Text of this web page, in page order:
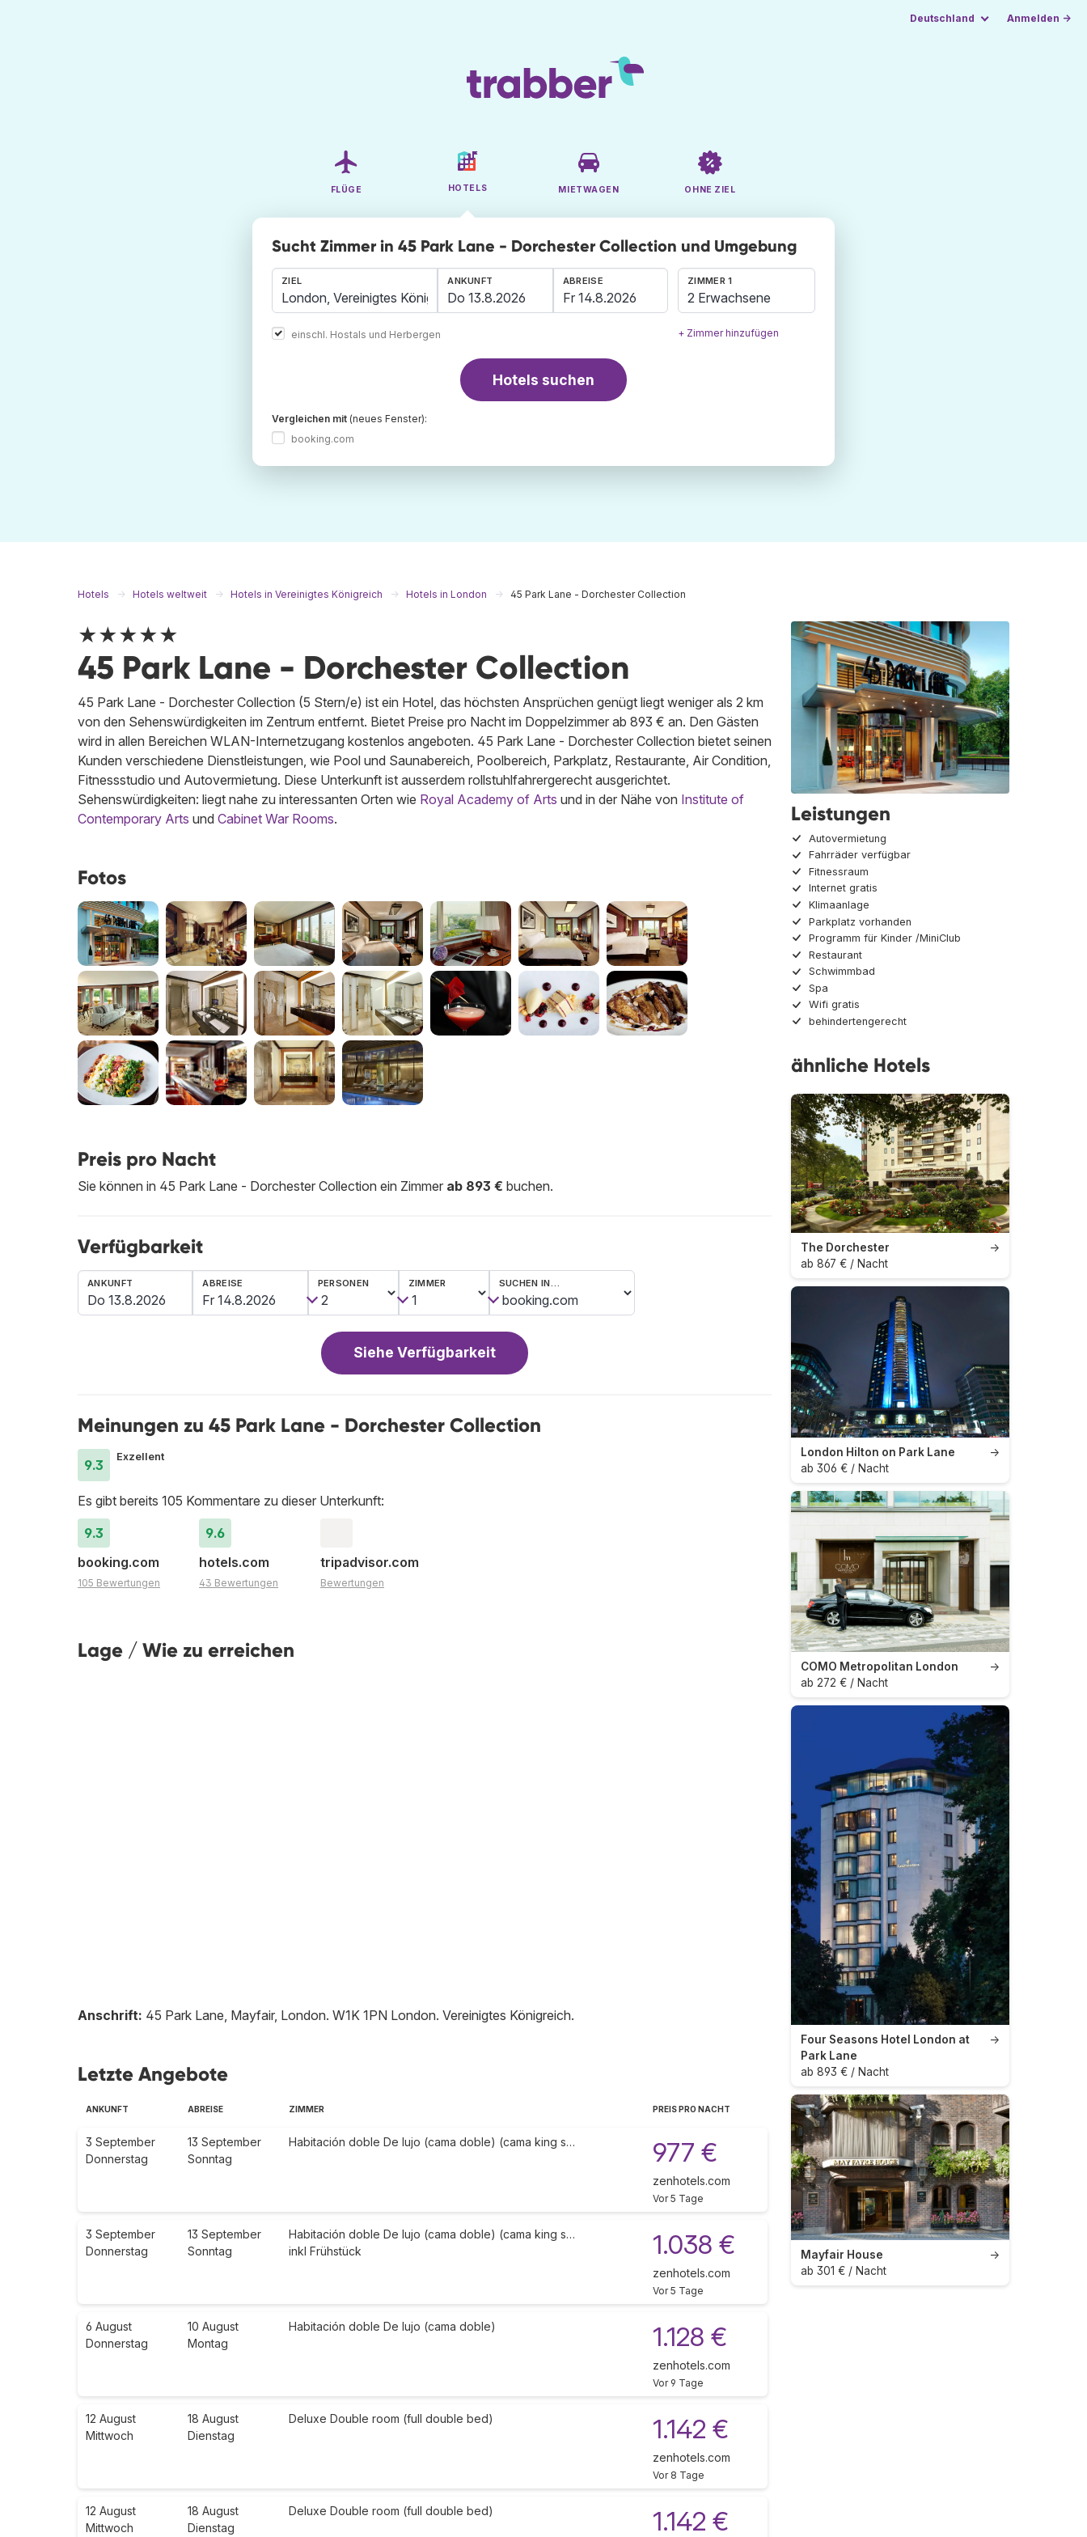
Deutschland Anmelden →
FLÜGE HOTELS MIETWAGEN OHNE ZIEL
Sucht Zimmer in 45 Park Lane - Dorchester Collection und Umgebung
ZIEL
einschl. Hostals und Herbergen
ANKUNFT ABREISE ZIMMER 1
2 Erwachsene
+ Zimmer hinzufügen
Hotels suchen
Vergleichen mit (neues Fenster):
booking.com
Hotels Hotels weltweit Hotels in Vereinigtes Königreich Hotels in London 45 Park Lane - Dorchester Collection
★★★★★
45 Park Lane - Dorchester Collection
45 Park Lane - Dorchester Collection (5 Stern/e) ist ein Hotel, das höchsten Ansprüchen genügt liegt weniger als 2 km
von den Sehenswürdigkeiten im Zentrum entfernt. Bietet Preise pro Nacht im Doppelzimmer ab 893 € an. Den Gästen
wird in allen Bereichen WLAN-Internetzugang kostenlos angeboten. 45 Park Lane - Dorchester Collection bietet seinen
Kunden verschiedene Dienstleistungen, wie Pool und Saunabereich, Poolbereich, Parkplatz, Restaurante, Air Condition,
Fitnessstudio und Autovermietung. Diese Unterkunft ist ausserdem rollstuhlfahrergerecht ausgerichtet.
Sehenswürdigkeiten: liegt nahe zu interessanten Orten wie Royal Academy of Arts und in der Nähe von Institute of
Contemporary Arts und Cabinet War Rooms.
Fotos
Preis pro Nacht
Sie können in 45 Park Lane - Dorchester Collection ein Zimmer ab 893 € buchen.
Verfügbarkeit
ANKUNFT ABREISE PERSONEN ZIMMER SUCHEN IN…
Siehe Verfügbarkeit
Meinungen zu 45 Park Lane - Dorchester Collection
9.3
Exzellent
Es gibt bereits 105 Kommentare zu dieser Unterkunft:
9.3
booking.com
105 Bewertungen
9.6
hotels.com
43 Bewertungen
tripadvisor.com
Bewertungen
Lage / Wie zu erreichen
Anschrift: 45 Park Lane, Mayfair, London. W1K 1PN London. Vereinigtes Königreich.
Letzte Angebote
ANKUNFT ABREISE ZIMMER PREIS PRO NACHT
3 September
Donnerstag
13 September
Sonntag
Habitación doble De lujo (cama doble) (cama king s… 977 €
zenhotels.com
Vor 5 Tage
3 September
Donnerstag
13 September
Sonntag
Habitación doble De lujo (cama doble) (cama king s…
inkl Frühstück
1.038 €
zenhotels.com
Vor 5 Tage
6 August
Donnerstag
10 August
Montag
Habitación doble De lujo (cama doble) 1.128 €
zenhotels.com
Vor 9 Tage
12 August
Mittwoch
18 August
Dienstag
Deluxe Double room (full double bed) 1.142 €
zenhotels.com
Vor 8 Tage
12 August
Mittwoch
18 August
Dienstag
Deluxe Double room (full double bed) 1.142 €
Leistungen
Autovermietung
Fahrräder verfügbar
Fitnessraum
Internet gratis
Klimaanlage
Parkplatz vorhanden
Programm für Kinder /MiniClub
Restaurant
Schwimmbad
Spa
Wifi gratis
behindertengerecht
ähnliche Hotels
→
The Dorchester
ab 867 € / Nacht
→
London Hilton on Park Lane
ab 306 € / Nacht
→
COMO Metropolitan London
ab 272 € / Nacht
→
Four Seasons Hotel London at
Park Lane
ab 893 € / Nacht
→
Mayfair House
ab 301 € / Nacht